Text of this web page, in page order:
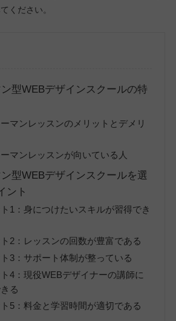
ください。
型WEBデザインスクールの特
マンレッスンのメリットとデメリ
マンレッスンが向いている人
型WEBデザインスクールを選
ント
1：身につけたいスキルが習得でき
2：レッスンの回数が豊富である
3：サポート体制が整っている
4：現役WEBデザイナーの講師に
る
5：料金と学習時間が適切である